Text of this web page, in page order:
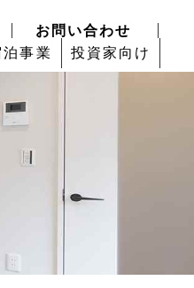
お問い合わせ
泊事業 投資家向け